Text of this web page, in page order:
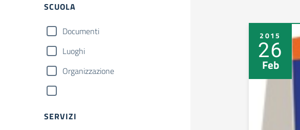
SCUOLA
Documenti
Luoghi
Organizzazione
SERVIZI
2015
26
Feb